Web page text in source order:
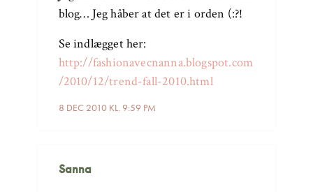
8 DEC 2010 KL. 9:59 PM
blog… Jeg håber at det er i orden (:?!
Se indlægget her:
http://fashionavecnanna.blogspot.com
/2010/12/trend-fall-2010.html
Sanna